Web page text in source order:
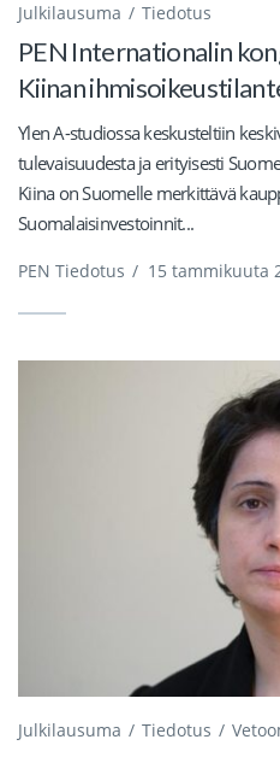
Julkilausuma Tiedotus
PEN Internationalin
Kiinan
Ylen A-studiossa keskusteltiin
tulevaisuudesta ja erityisesti
Kiina on Suomelle merkittävä
Suomalaisinvestoinnit...
PEN Tiedotus / 15 tammikuuta
Julkilausuma Tiedotus